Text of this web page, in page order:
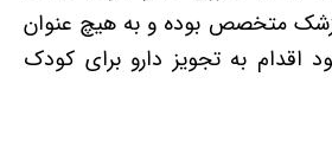
پزشک متخصص بوده و به هیچ عنوان
اقدام به تجویز دارو برای کودک